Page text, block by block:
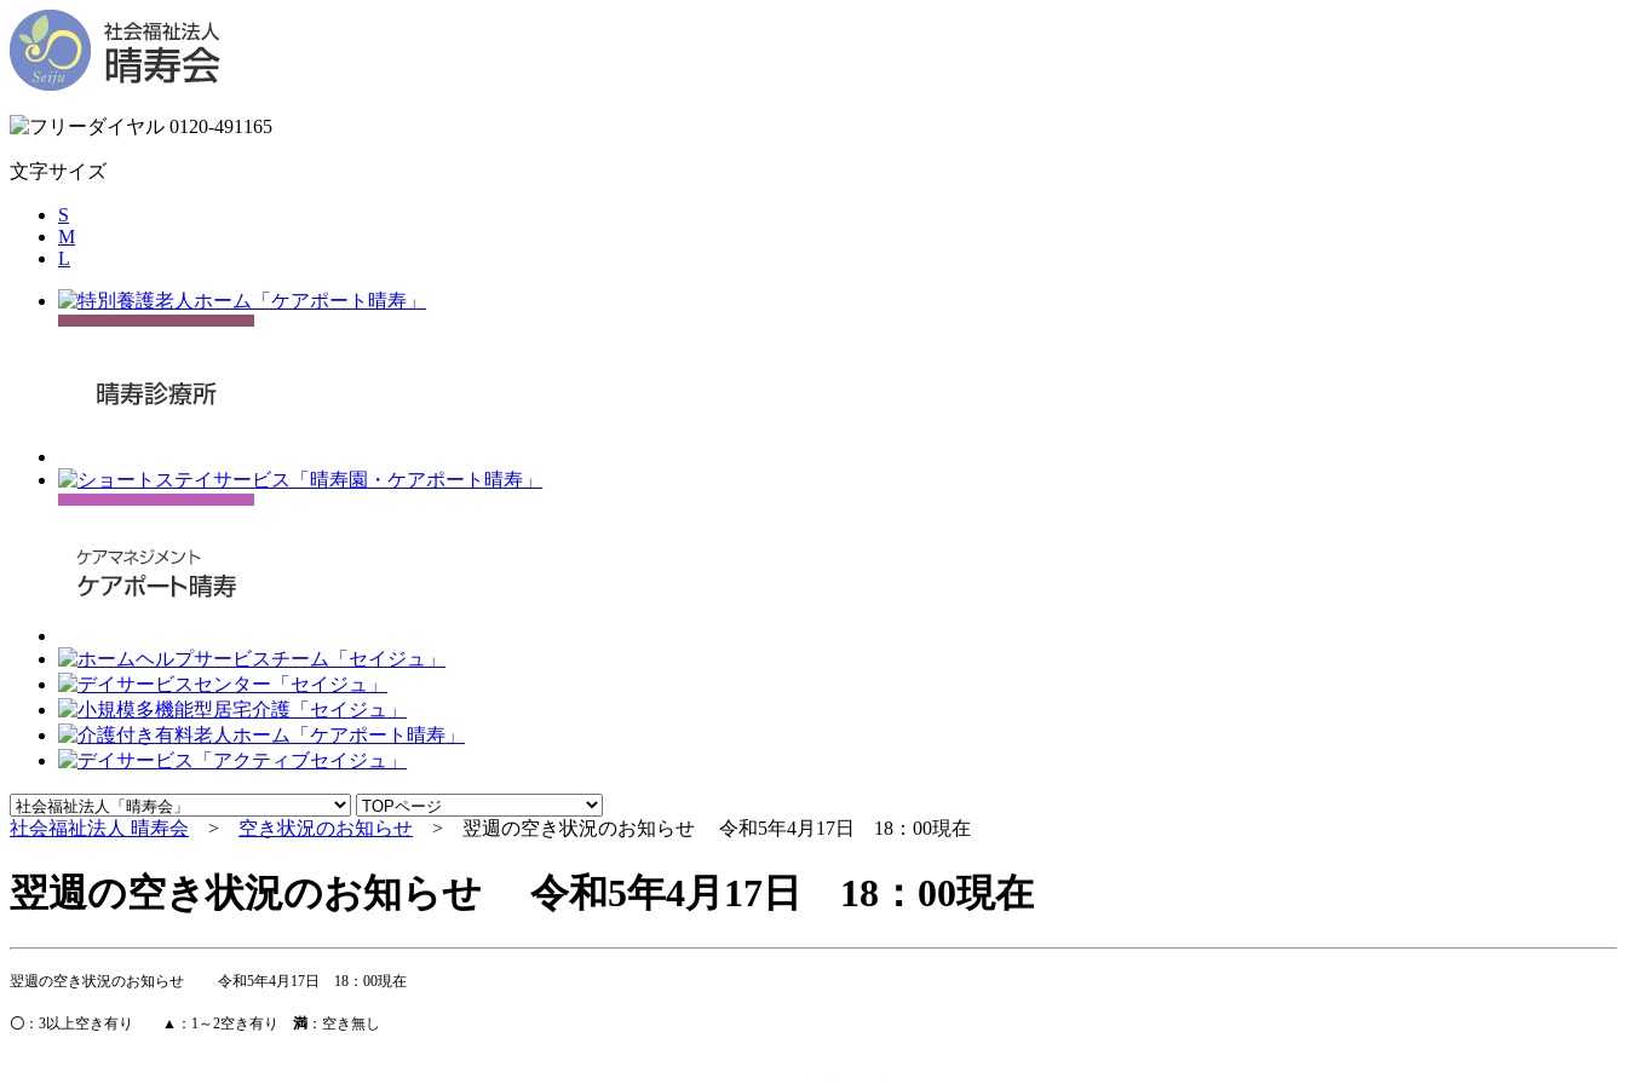
文字サイズ
S
M
L
社会福祉法人 晴寿会 > 空き状況のお知らせ > 翌週の空き状況のお知らせ 令和5年4月17日 18：00現在
翌週の空き状況のお知らせ 令和5年4月17日 18：00現在
翌週の空き状況のお知らせ 令和5年4月17日 18：00現在
〇 ： 3以上空き有り ▲ ： 1～2空き有り 満 ：空き無し